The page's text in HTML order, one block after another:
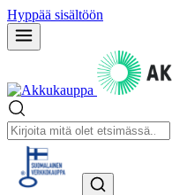
Hyppää sisältöön